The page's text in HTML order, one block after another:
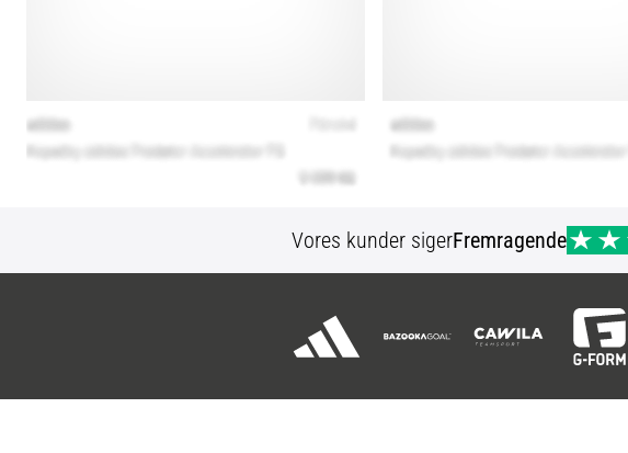
Vores kunder sigerFremragende